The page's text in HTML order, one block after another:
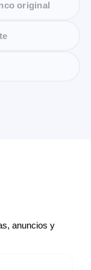
original
anuncios y